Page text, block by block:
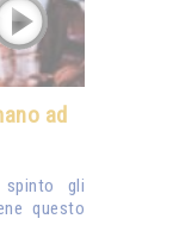
ad
spinto gli
questo